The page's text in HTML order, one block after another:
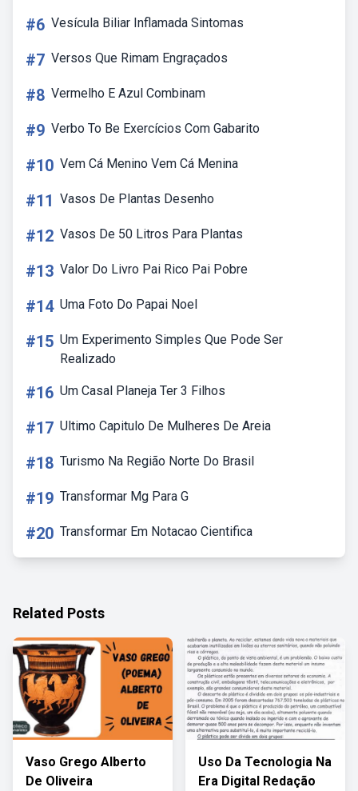
#6 Vesícula Biliar Inflamada Sintomas
#7 Versos Que Rimam Engraçados
#8 Vermelho E Azul Combinam
#9 Verbo To Be Exercícios Com Gabarito
#10 Vem Cá Menino Vem Cá Menina
#11 Vasos De Plantas Desenho
#12 Vasos De 50 Litros Para Plantas
#13 Valor Do Livro Pai Rico Pai Pobre
#14 Uma Foto Do Papai Noel
#15 Um Experimento Simples Que Pode Ser
Realizado
#16 Um Casal Planeja Ter 3 Filhos
#17 Ultimo Capitulo De Mulheres De Areia
#18 Turismo Na Região Norte Do Brasil
#19 Transformar Mg Para G
#20 Transformar Em Notacao Cientifica
Related Posts
Vaso Grego Alberto
De Oliveira
Uso Da Tecnologia Na
Era Digital Redação